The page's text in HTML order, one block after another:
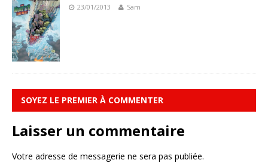
23/01/2013 Sam
SOYEZ LE PREMIER À COMMENTER
Laisser un commentaire
Votre adresse de messagerie ne sera pas publiée.